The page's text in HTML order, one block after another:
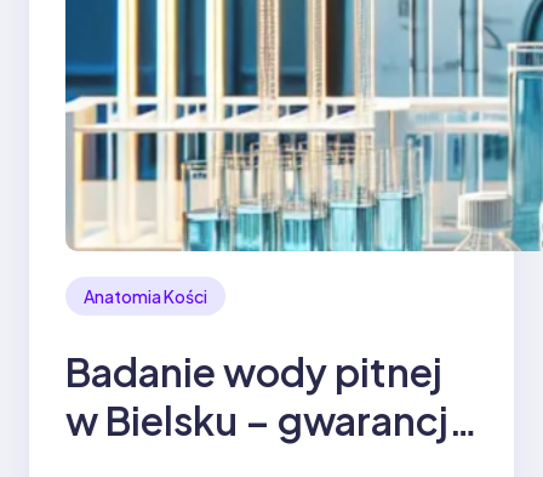
Anatomia Kości
Badanie wody pitnej
w Bielsku – gwarancja